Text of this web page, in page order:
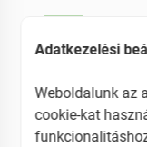
Adatkezelési
Weboldalunk az
cookie-kat